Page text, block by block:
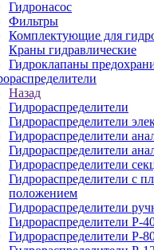
Гидронасос
Фильтры
Комплектующие для
Краны гидравлические
Гидроклапаны
Назад
Гидрораспределители
Гидрораспределители
Гидрораспределители
Гидрораспределители
Гидрораспределители
Гидрораспределители с
положением
Гидрораспределители
Гидрораспределители Р-
Гидрораспределители Р-